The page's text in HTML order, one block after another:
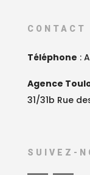
CONTACT
Téléphone :
Agence
31/31b Rue
SUIVEZ-